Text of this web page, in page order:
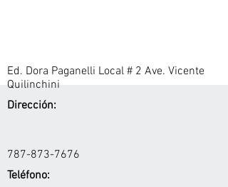
Ed. Dora Paganelli Local # 2 Ave. Vicente
Quilinchini
Dirección:
787-873-7676
Teléfono: